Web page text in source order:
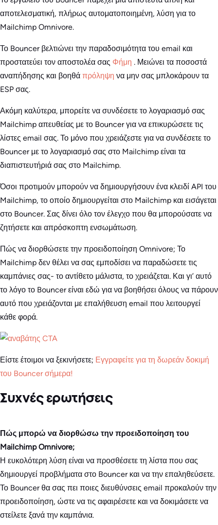
αποτελεσματική, πλήρως αυτοματοποιημένη, λύση για το
Mailchimp Omnivore.
Το Bouncer βελτιώνει την παραδοσιμότητα του email και
προστατεύει τον αποστολέα σας Φήμη . Μειώνει τα ποσοστά
αναπήδησης και βοηθά πρόληψη να μην σας μπλοκάρουν τα
ESP σας.
Ακόμη καλύτερα, μπορείτε να συνδέσετε το λογαριασμό σας
Mailchimp απευθείας με το Bouncer για να επικυρώσετε τις
λίστες email σας. Το μόνο που χρειάζεστε για να συνδέσετε το
Bouncer με το λογαριασμό σας στο Mailchimp είναι τα
διαπιστευτήριά σας στο Mailchimp.
Όσοι προτιμούν μπορούν να δημιουργήσουν ένα κλειδί API του
Mailchimp, το οποίο δημιουργείται στο Mailchimp και εισάγεται
στο Bouncer. Σας δίνει όλο τον έλεγχο που θα μπορούσατε να
ζητήσετε και απρόσκοπτη ενσωμάτωση.
Πώς να διορθώσετε την προειδοποίηση Omnivore; Το
Mailchimp δεν θέλει να σας εμποδίσει να παραδώσετε τις
καμπάνιες σας- το αντίθετο μάλιστα, το χρειάζεται. Και γι’ αυτό
το λόγο το Bouncer είναι εδώ για να βοηθήσει όλους να πάρουν
αυτό που χρειάζονται με επαλήθευση email που λειτουργεί
κάθε φορά.
Είστε έτοιμοι να ξεκινήσετε; Εγγραφείτε για τη δωρεάν δοκιμή
του Bouncer σήμερα!
Συχνές ερωτήσεις
Πώς μπορώ να διορθώσω την προειδοποίηση του
Mailchimp Omnivore;
Η ευκολότερη λύση είναι να προσθέσετε τη λίστα που σας
δημιουργεί προβλήματα στο Bouncer και να την επαληθεύσετε.
Το Bouncer θα σας πει ποιες διευθύνσεις email προκαλούν την
προειδοποίηση, ώστε να τις αφαιρέσετε και να δοκιμάσετε να
στείλετε ξανά την καμπάνια.